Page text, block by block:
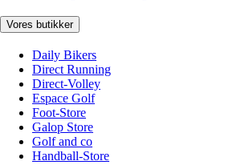
Vores butikker
Daily Bikers
Direct Running
Direct-Volley
Espace Golf
Foot-Store
Galop Store
Golf and co
Handball-Store